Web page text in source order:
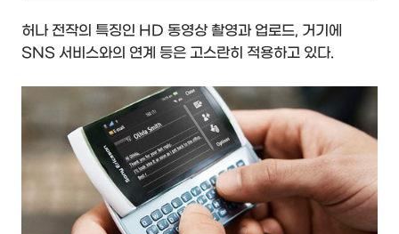
허나 전작의 특징인 HD 동영상 촬영과 업로드, 거기에
SNS 서비스와의 연계 등은 고스란히 적용하고 있다.